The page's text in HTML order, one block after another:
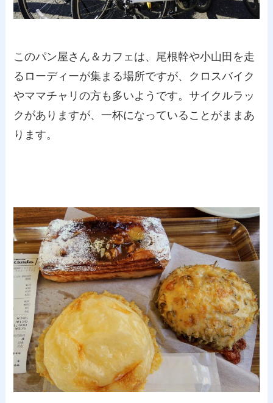
このパン屋さん＆カフェは、尾根幹や小山田を走
るローディーが集まる場所ですが、クロスバイク
やママチャリの方も多いようです。サイクルラッ
クがありますが、一杯になっていることがままあ
ります。